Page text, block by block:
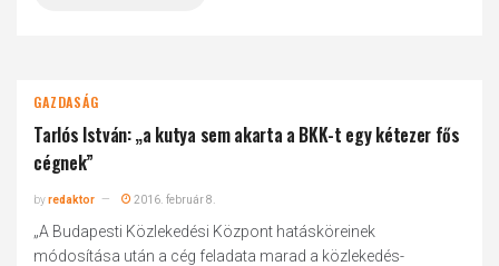
GAZDASÁG
Tarlós István: „a kutya sem akarta a BKK-t egy kétezer fős
cégnek”
byredaktor 2016. február 8.
„A Budapesti Közlekedési Központ hatásköreinek
módosítása után a cég feladata marad a közlekedés-